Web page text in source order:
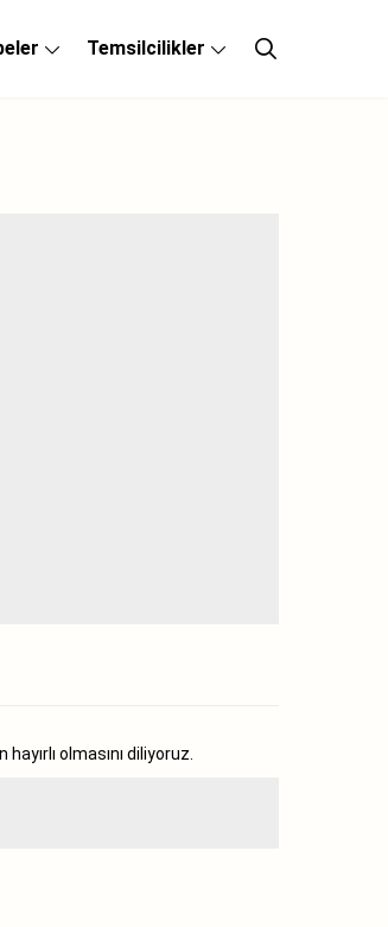
Temsilcilikler
olmasını diliyoruz.